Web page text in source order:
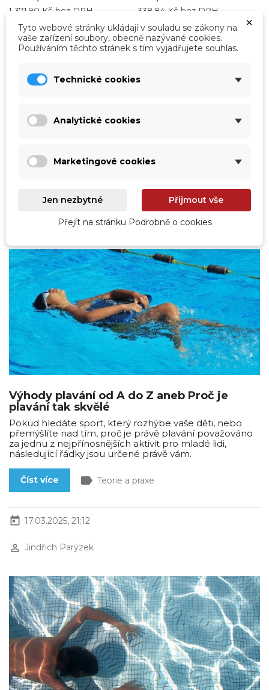
1 371,90 Kč bez DPH
Zobrazit detail
338,84 Kč bez DPH
Zobrazit detail
Výhody plavání od A do Z aneb Proč je
plavání tak skvělé
Pokud hledáte sport, který rozhýbe vaše děti, nebo
přemýšlíte nad tím, proč je právě plavání považováno
za jednu z nejpřínosnějších aktivit pro mladé lidi,
následující řádky jsou určené právě vám.
Číst více label Teorie a praxe
today 17.03.2025, 21:12
perm_identity Jindřich Parýzek
×
Tyto webové stránky ukládají v souladu se zákony na
vaše zařízení soubory, obecně nazývané cookies.
Používáním těchto stránek s tím vyjadřujete souhlas.
Technické cookies
Analytické cookies
Marketingové cookies
Jen nezbytné Přijmout vše
Přejít na stránku Podrobně o cookies